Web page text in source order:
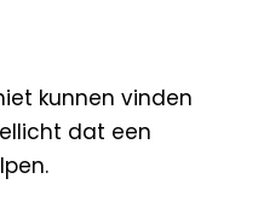
kunnen vinden
dat een